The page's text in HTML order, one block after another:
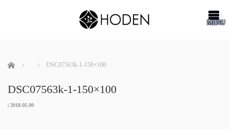
ホーム DSC07563k-1-150×100
DSC07563k-1-150×100
| 2018.05.09